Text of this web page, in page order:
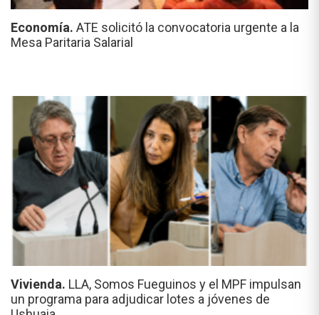
Economía. ATE solicitó la convocatoria urgente a la
Mesa Paritaria Salarial
Vivienda. LLA, Somos Fueguinos y el MPF impulsan
un programa para adjudicar lotes a jóvenes de